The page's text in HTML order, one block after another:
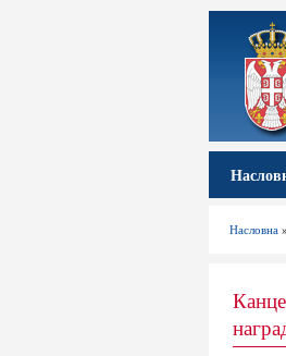
Насловна